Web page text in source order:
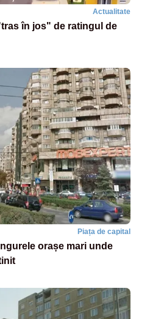
Actualitate
în jos" de ratingul de
Piața de capital
orașe mari unde